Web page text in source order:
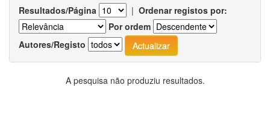
Resultados/Página | Ordenar registos por:
Por ordem
Autores/Registo
A pesquisa não produziu resultados.